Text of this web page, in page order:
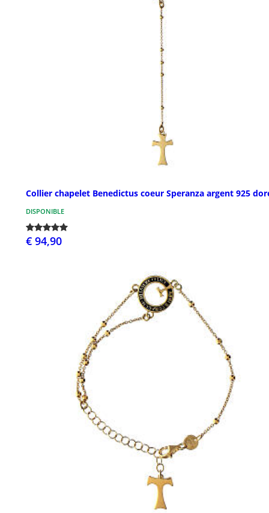
Collier chapelet Benedictus coeur Speranza argent 925
DISPONIBLE
€ 94,90